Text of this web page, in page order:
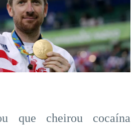
que cheirou cocaína